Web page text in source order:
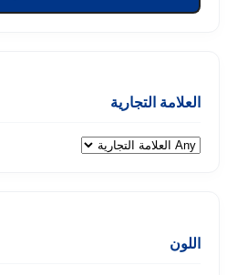
العلامة التجارية
اللون